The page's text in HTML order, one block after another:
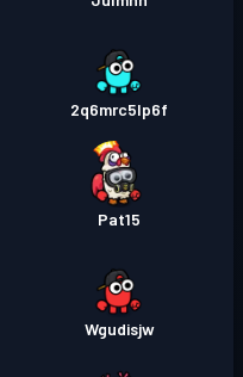
2q6mrc5lp6f
Pat15
Wgudisjw